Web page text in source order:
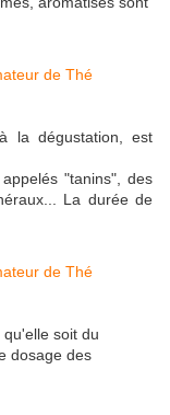
la dégustation, est
"tanins", des
La durée de
soit du
dosage des